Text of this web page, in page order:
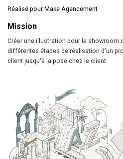
Réalisé pour Make Agencement
Mission
Créer une illustration pour le showroom
différentes étapes de réalisation d'un
client jusqu'à la pose chez le client.